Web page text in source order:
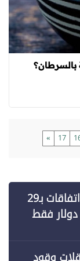
بالسرطان؟
17
»
أين ذهبت قروض "عهد السيسي"؟.. اتفاقات بـ29
490 مليون دولار فقط